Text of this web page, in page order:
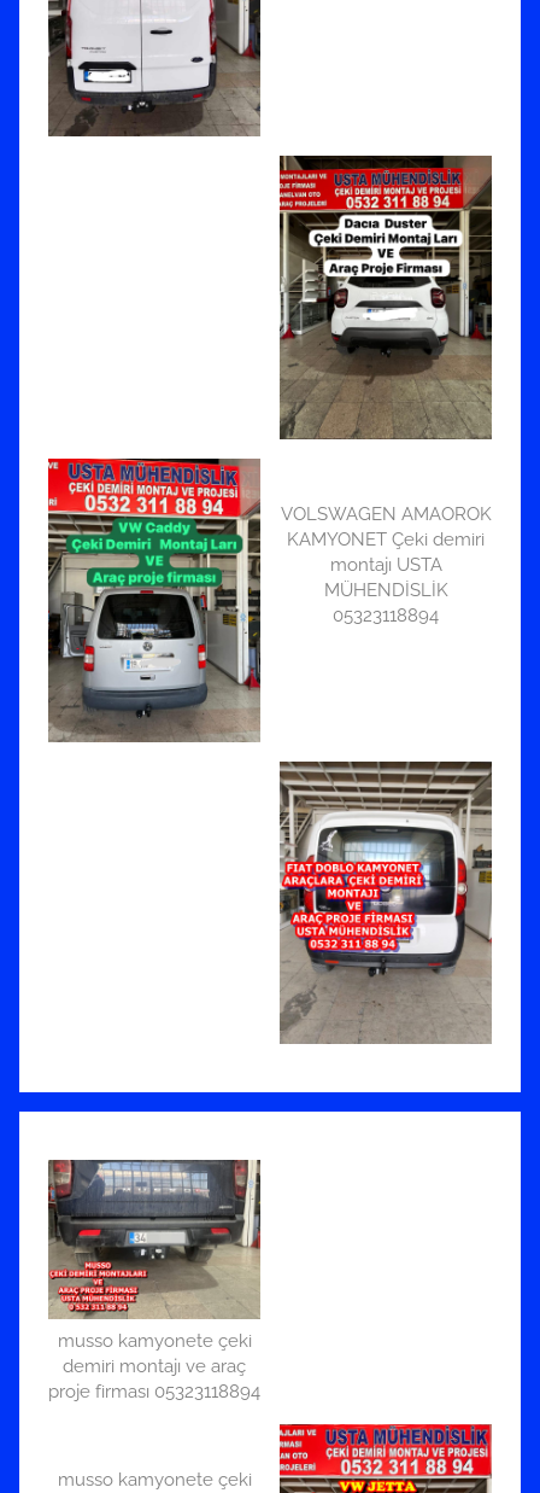
VOLSWAGEN AMAOROK
KAMYONET Çeki demiri
montajı USTA
MÜHENDİSLİK
05323118894
musso kamyonete çeki
demiri montajı ve araç
proje firması 05323118894
musso kamyonete çeki